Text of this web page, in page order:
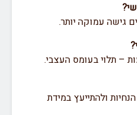
גישה עמוקה יותר.
– תלוי בעומס העצבי.
ולהתייעץ במידת